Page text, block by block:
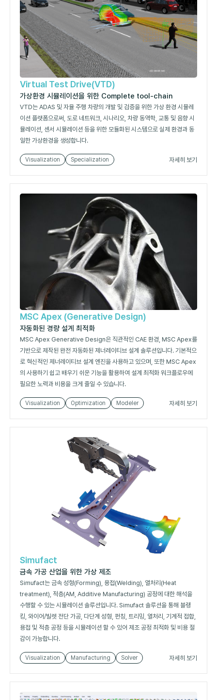
Virtual Test Drive(VTD)
가상환경 시뮬레이션을 위한 Complete tool-chain
VTD는 ADAS 및 자율 주행 차량의 개발 및 검증을 위한 가상 환경 시뮬레
이션 플랫폼으로써, 도로 네트워크, 시나리오, 차량 동역학, 교통 및 음향 시
뮬레이션, 센서 시뮬레이션 등을 위한 모듈화된 시스템으로 실제 환경과 동
일한 가상환경을 생성합니다.
Visualization Specialization 자세히 보기
MSC Apex (Generative Design)
자동화된 경량 설계 최적화
MSC Apex Generative Design은 직관적인 CAE 환경, MSC Apex를
기반으로 제작된 완전 자동화된 제너레이티브 설계 솔루션입니다. 기본적으
로 혁신적인 제너레이티브 설계 엔진을 사용하고 있으며, 또한 MSC Apex
의 사용하기 쉽고 배우기 쉬운 기능을 활용하여 설계 최적화 워크플로우에
필요한 노력과 비용을 크게 줄일 수 있습니다.
Visualization Optimization Modeler 자세히 보기
Simufact
금속 가공 산업을 위한 가상 제조
Simufact는 금속 성형(Forming), 용접(Welding), 열처리(Heat
treatment), 적층(AM, Additive Manufacturing) 공정에 대한 해석을
수행할 수 있는 시뮬레이션 솔루션입니다. Simufact 솔루션을 통해 블랭
킹, 와이어/빌렛 전단 가공, 다단계 성형, 펀칭, 트리밍, 열처리, 기계적 접합,
용접 및 적층 공정 등을 시뮬레이션 할 수 있어 제조 공정 최적화 및 비용 절
감이 가능합니다.
Visualization Manufacturing Solver 자세히 보기